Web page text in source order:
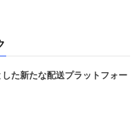
た新たな配送プラットフォー